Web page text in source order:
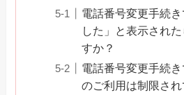
電話番号変更手続
した」と表示され
すか？
電話番号変更手続
のご利用は制限さ